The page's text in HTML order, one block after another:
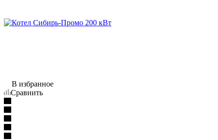
В избранное
Сравнить